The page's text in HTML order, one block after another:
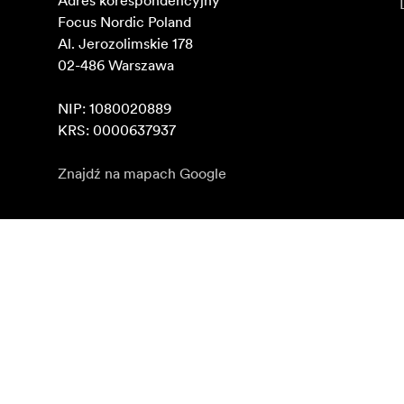
Focus Nordic Poland
Al. Jerozolimskie 178
02-486 Warszawa
NIP: 1080020889
KRS: 0000637937
Znajdź na mapach Google